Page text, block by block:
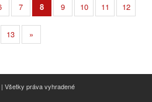
7 8 9 10 11 12
13 »
Všetky práva vyhradené